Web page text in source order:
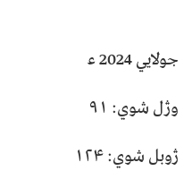
جولايي 2024 ء
وژل شوي: ۹۱
ژوبل شوي: ۱۲۴